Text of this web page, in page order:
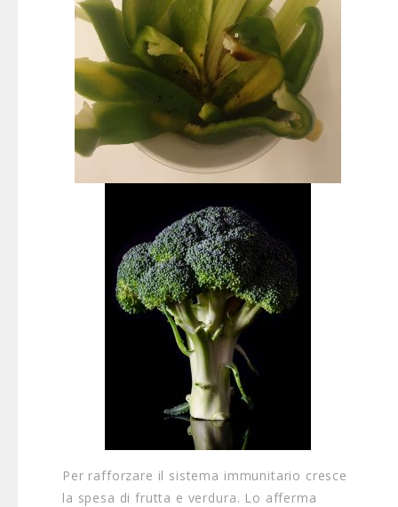
Per rafforzare il sistema immunitario cresce
la spesa di frutta e verdura. Lo afferma